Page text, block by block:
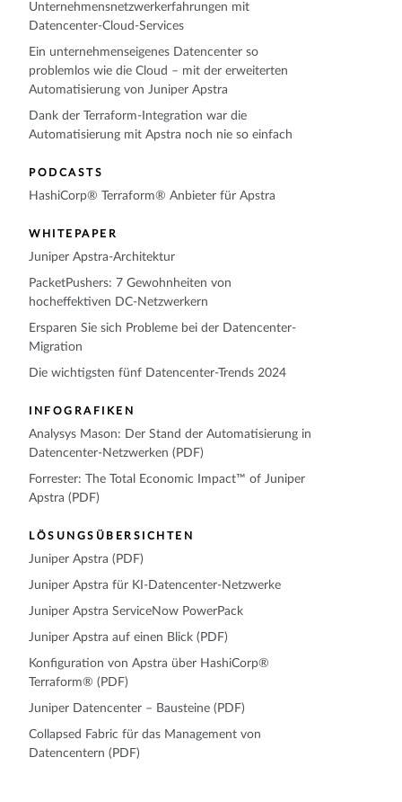
Unternehmensnetzwerkerfahrungen mit
Datencenter-Cloud-Services
Ein unternehmenseigenes Datencenter so
problemlos wie die Cloud – mit der erweiterten
Automatisierung von Juniper Apstra
Dank der Terraform-Integration war die
Automatisierung mit Apstra noch nie so einfach
PODCASTS
HashiCorp® Terraform® Anbieter für Apstra
WHITEPAPER
Juniper Apstra-Architektur
PacketPushers: 7 Gewohnheiten von
hocheffektiven DC-Netzwerkern
Ersparen Sie sich Probleme bei der Datencenter-
Migration
Die wichtigsten fünf Datencenter-Trends 2024
INFOGRAFIKEN
Analysys Mason: Der Stand der Automatisierung in
Datencenter-Netzwerken (PDF)
Forrester: The Total Economic Impact™ of Juniper
Apstra (PDF)
LÖSUNGSÜBERSICHTEN
Juniper Apstra (PDF)
Juniper Apstra für KI-Datencenter-Netzwerke
Juniper Apstra ServiceNow PowerPack
Juniper Apstra auf einen Blick (PDF)
Konfiguration von Apstra über HashiCorp®
Terraform® (PDF)
Juniper Datencenter – Bausteine (PDF)
Collapsed Fabric für das Management von
Datencentern (PDF)